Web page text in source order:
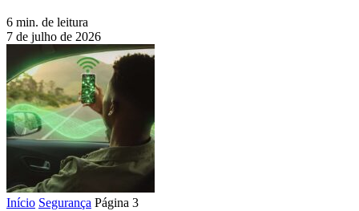
6 min. de leitura
7 de julho de 2026
Início Segurança Página 3